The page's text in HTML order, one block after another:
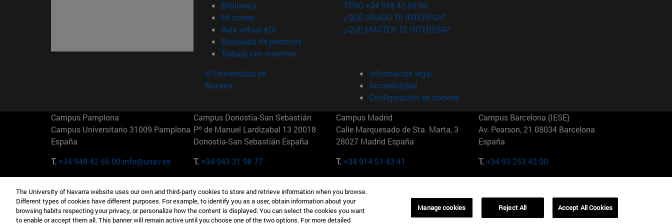
Biblioteca (abre en nueva ventana)
Mi correo(abre en nueva ventana)
Aula virtual ADI (abre en nueva ventana)
Búsqueda de personas(abre en nueva ventana)
Trabaja con nosotros(abre en nueva ventana)
TFNO +34 948 42 56 00
¿QUÉ GRADO TE INTERESA?
¿QUÉ MÁSTER TE INTERESA?
© Universidad de
Navarra
Información legal
Accesibilidad
Configuración de cookies
Campus Pamplona
Campus Universitario 31009 Pamplona
España
T.+34 948 42 56 00 info@unav.es
Campus Donostia-San Sebastián
Pº de Manuel Lardizabal 13 20018
Donostia-San Sebastián España
T.+34 943 21 98 77
Campus Madrid
Calle Marquesado de Sta. Marta, 3
28027 Madrid España
T.+34 914 51 43 41
Campus Barcelona (IESE)
Av. Pearson, 21 08034 Barcelona
España
T.+34 93 253 42 00
Camino del Cerro Águila 3 28023
Madrid España
165 W 57th St 10019-2201 Nueva York
EE.UU
Maria-Theresia-Straße 15 81675
Múnich Alemania
01321001 Bela Vista Brasil
The University of Navarra website uses our own and third-party cookies to store and retrieve information when you browse.
Different types of cookies have different purposes. For example, to identify you as a user, obtain information about your
browsing habits respecting your privacy, or personalize how the content is displayed. You can select the cookies you want
to enable or accept them all. This banner will remain active until you choose one of the two options. For more detailed
Manage cookies Reject All Accept All Cookies